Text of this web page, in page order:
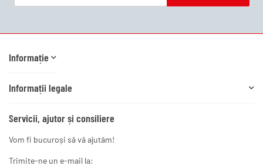
Informație
Informații legale
Servicii, ajutor și consiliere
Vom fi bucuroși să vă ajutăm!
Trimite-ne un e-mail la: